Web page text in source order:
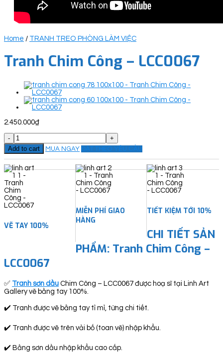
Home / TRANH TREO PHÒNG LÀM VIỆC
Tranh Chim Công – LCC0067
2.450.000₫
Tranh
Chim
Công
-
LCC0067
quantity
Add to cart MUA NGAY ĐẶT THEO YÊU CẦU
VẼ TAY 100%
MIỄN PHÍ GIAO
HÀNG
TIẾT KIỆM TỚI 10%
CHI TIẾT SẢN
PHẨM: Tranh Chim Công –
LCC0067
✅ Tranh sơn dầu Chim Công – LCC0067 được hoạ sĩ tại Linh Art
Gallery vẽ bằng tay 100%.
✔️ Tranh được vẽ bằng tay tỉ mỉ, từng chi tiết.
✔️ Tranh được vẽ trên vải bố (toan vẽ) nhập khẩu.
✔️ Bằng sơn dầu nhập khẩu cao cấp.